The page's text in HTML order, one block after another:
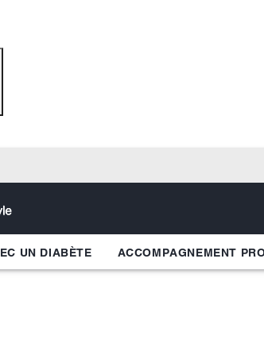
UN DIABÈTE ACCOMPAGNEMENT